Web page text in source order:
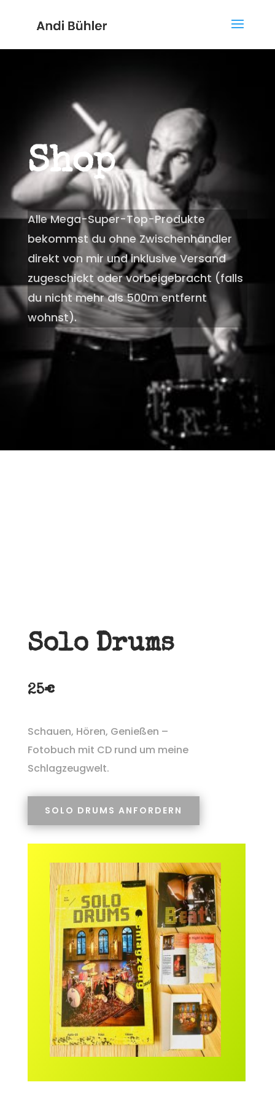
Shop
Alle Mega-Super-Top-Produkte
bekommst du ohne Zwischenhändler
direkt von mir und inklusive Versand
zugeschickt oder vorbeigebracht (falls
du nicht mehr als 500m entfernt
wohnst).
Solo Drums
25€
Schauen, Hören, Genießen –
Fotobuch mit CD rund um meine
Schlagzeugwelt.
SOLO DRUMS ANFORDERN